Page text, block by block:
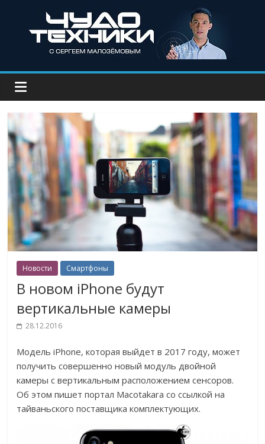
Новости Смартфоны
В новом iPhone будут
вертикальные камеры
28.12.2016
Модель iPhone, которая выйдет в 2017 году, может
получить совершенно новый модуль двойной
камеры с вертикальным расположением сенсоров.
Об этом пишет портал Macotakara со ссылкой на
тайваньского поставщика комплектующих.